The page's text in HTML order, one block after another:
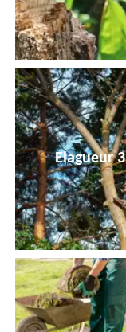
Elagueur